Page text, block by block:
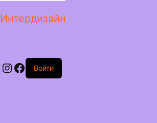
Интердизайн
Войти